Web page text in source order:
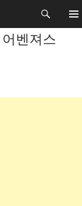
벤져스